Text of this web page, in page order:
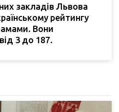
закладів Львова
рейтингу
Вони
3 до 187.